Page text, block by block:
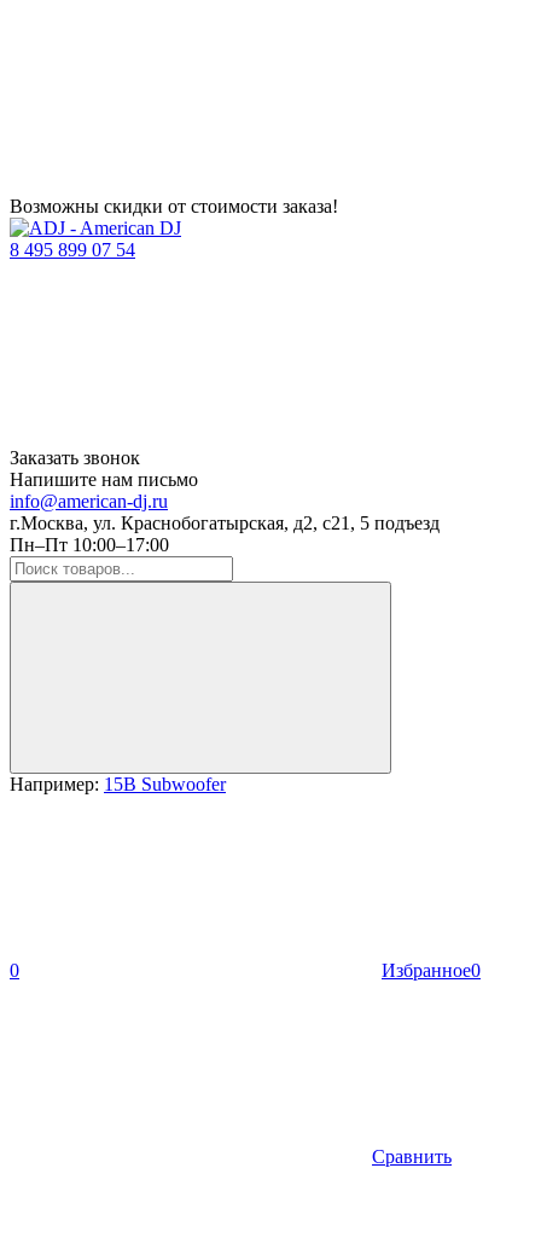
Возможны скидки от стоимости заказа!
8 495 899 07 54
Заказать звонок
Напишите нам письмо
info@american-dj.ru
г.Москва, ул. Краснобогатырская, д2, с21, 5 подъезд
Пн–Пт 10:00–17:00
Например: 15B Subwoofer
0 Избранное0
Сравнить